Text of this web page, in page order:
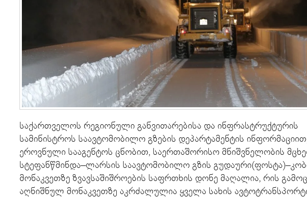
საქართველოს რეგიონული განვითარებისა და ინფრასტრუქტურის
სამინისტროს საავტომობილო გზების დეპარტამენტის
ეროვნული სააგენტოს ცნობით, საერთაშორისო მნიშვნელობის
სტეფანწმინდა–ლარსის საავტომობილო გზის
მონაკვეთზე ზვავსაშიშროების საფრთხის დონე მაღალია, რის გამოც
აღნიშნულ მონაკვეთზე აკრძალულია ყველა სახის